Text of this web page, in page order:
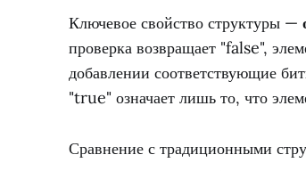
Ключевое свойство структуры —
проверка возвращает "false",
добавлении соответствующие
"true" означает лишь то, что
Сравнение с традиционными